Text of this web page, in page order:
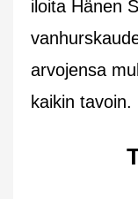
iloita Hänen
arvojensa
kaikin tavoin.